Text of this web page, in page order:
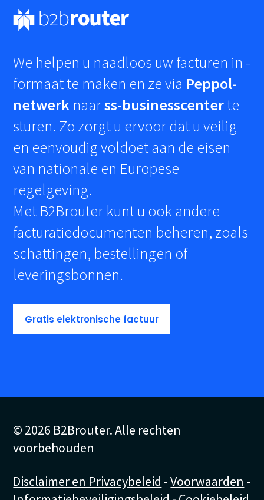
We helpen u naadloos uw facturen in -
formaat te maken en ze via Peppol-
netwerk naarss-businesscenterte
sturen. Zo zorgt u ervoor dat u veilig
en eenvoudig voldoet aan de eisen
van nationale en Europese
regelgeving.
Met B2Brouter kunt u ook andere
facturatiedocumenten beheren, zoals
schattingen, bestellingen of
leveringsbonnen.
Gratis elektronische factuur
© 2026 B2Brouter. Alle rechten
voorbehouden
Disclaimer en Privacybeleid -Voorwaarden -